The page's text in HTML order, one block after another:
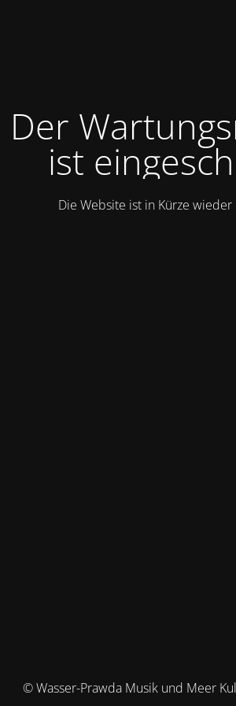
Der
ist
Die Website ist in Kürze
© Wasser-Prawda Musik und Meer